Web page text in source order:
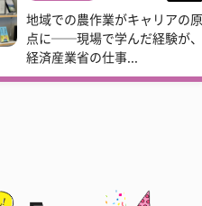
地域での農作業がキャリアの原
点に──現場で学んだ経験が、
経済産業省の仕事...